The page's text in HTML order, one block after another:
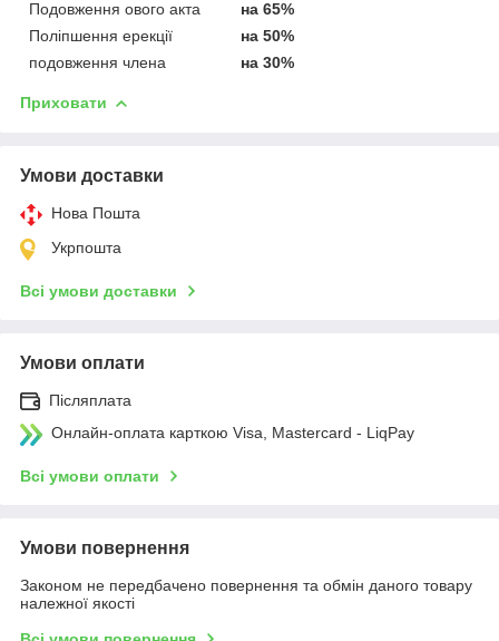
Подовження ового акта
на 65%
Поліпшення ерекції
на 50%
подовження члена
на 30%
Приховати
Умови доставки
Нова Пошта
Укрпошта
Всі умови доставки
Умови оплати
Післяплата
Онлайн-оплата карткою Visa, Mastercard - LiqPay
Всі умови оплати
Умови повернення
Законом не передбачено повернення та обмін даного товару
належної якості